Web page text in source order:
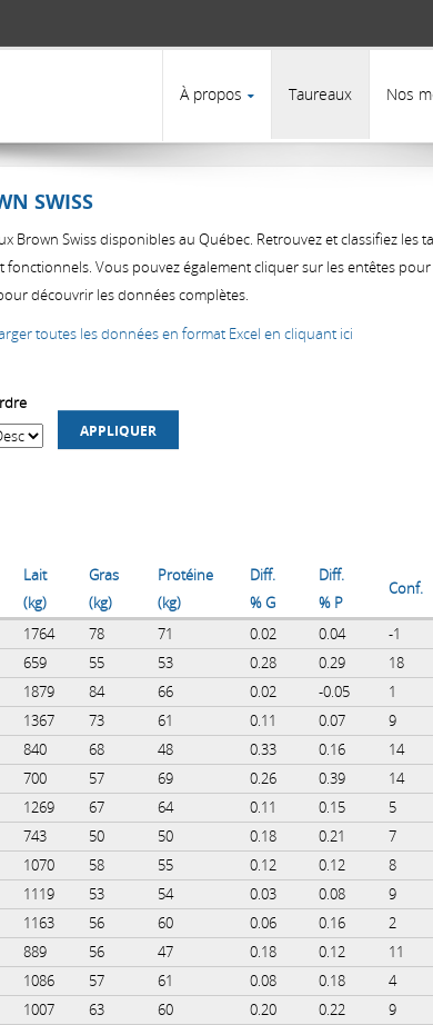
À propos Taureaux Nos
SWISS
Brown Swiss disponibles au Québec. Retrouvez et classifiez
Vous pouvez également cliquer sur les entêtes
découvrir les données complètes.
toutes les données en format Excel en cliquant ici
APPLIQUER
Lait
(kg)
Gras
(kg)
Protéine
(kg)
Diff.
% G
Diff.
% P
Conf.
1764 78 71 0.02 0.04 -1
659 55 53 0.28 0.29 18
1879 84 66 0.02 -0.05 1
1367 73 61 0.11 0.07 9
840 68 48 0.33 0.16 14
700 57 69 0.26 0.39 14
1269 67 64 0.11 0.15 5
743 50 50 0.18 0.21 7
1070 58 55 0.12 0.12 8
1119 53 54 0.03 0.08 9
1163 56 60 0.06 0.16 2
889 56 47 0.18 0.12 11
1086 57 61 0.08 0.18 4
1007 63 60 0.20 0.22 9